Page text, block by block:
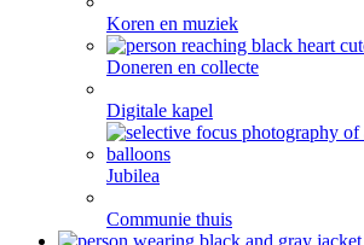
Koren en muziek
Doneren en collecte
Digitale kapel
Jubilea
Communie thuis